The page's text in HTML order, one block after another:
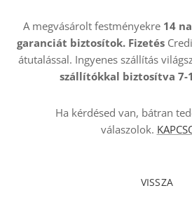
A megvásárolt festményekre 14
garanciát biztosítok. Fizetés
átutalással. Ingyenes szállítás
szállítókkal biztosítva 7-
Ha kérdésed van, bátran
válaszolok.
VISSZA